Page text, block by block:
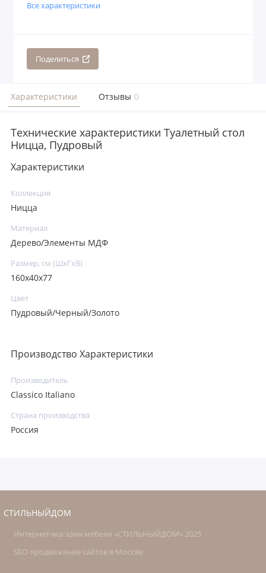
Все характеристики
Поделиться
Характеристики Отзывы 0
Технические характеристики Туалетный стол
Ницца, Пудровый
Характеристики
Коллекция
Ницца
Материал
Дерево/Элементы МДФ
Размер, см (ШхГхВ)
160x40x77
Цвет
Пудровый/Черный/Золото
Производство Характеристики
Производитель
Classico Italiano
Страна производства
Россия
СТИЛЬНЫЙДОМ
Интернет-магазин мебели «СТИЛЬНЫЙДОМ» 2025
SEO продвижение сайтов в Москве